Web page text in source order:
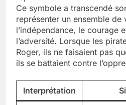
Ce symbole a transcendé
représenter un ensemble de
l’indépendance, le courage
l’adversité. Lorsque les
Roger, ils ne faisaient pas
ils se battaient contre
Interprétation